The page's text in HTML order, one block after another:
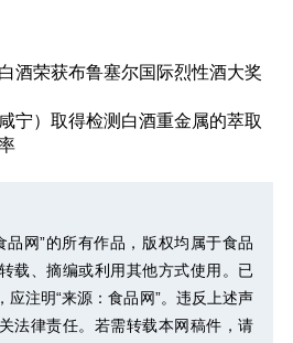
酒荣获布鲁塞尔国际烈性酒大奖
宁）取得检测白酒重金属的萃取
品网”的所有作品，版权均属于食品
载、摘编或利用其他方式使用。已
应注明“来源：食品网”。违反上述声
法律责任。若需转载本网稿件，请